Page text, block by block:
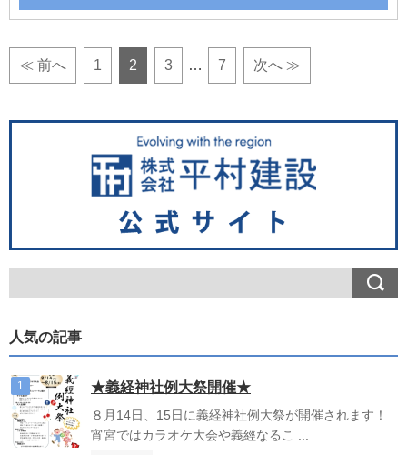
≪ 前へ 1 2 3 … 7 次へ ≫
人気の記事
★義経神社例大祭開催★
８月14日、15日に義経神社例大祭が開催されます！
宵宮ではカラオケ大会や義經なるこ ...